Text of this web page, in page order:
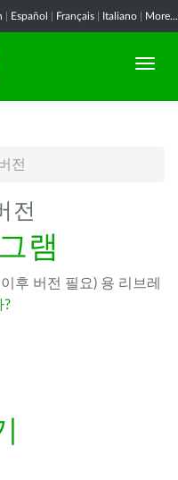
Español Français Italiano More...
전
전
램
후 버전 필요) 용 리브레
?